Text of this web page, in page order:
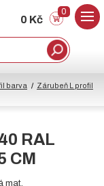
0 Kč
0
barva
Zárubeň L profil
RAL
CM
mat.